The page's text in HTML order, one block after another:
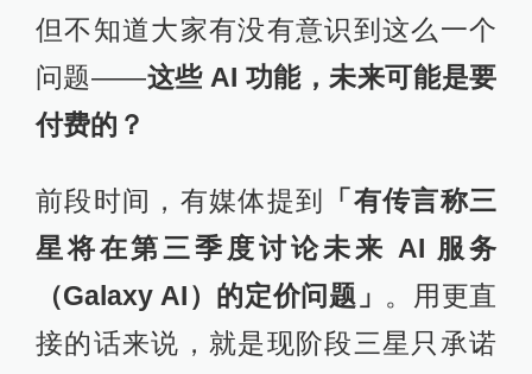
但不知道大家有没有意识到这么一个
问题——这些 AI 功能，未来可能是要
付费的？
前段时间，有媒体提到
「有传言称三
星将在第三季度讨论未来 AI 服务
（Galaxy AI）的定价问题」 。用更直
接的话来说，就是现阶段三星只承诺